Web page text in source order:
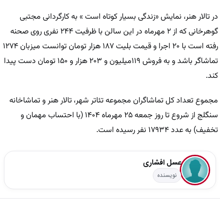
در تالار هنر، نمایش «زندگی بسیار کوتاه است » به کارگردانی مجتبی
گوهرخانی که از ۲ مهرماه در این سالن با ظرفیت ۲۴۴ نفری روی صحنه
رفته است با ۲۰ اجرا و قیمت بلیت ۱۸۷ هزار تومان توانست میزبان ۱۲۷۴
تماشاگر باشد و به فروش ۱۱۹میلیون و ۲۰۳ هزار و ۱۵۰ تومان دست پیدا
کند.
مجموع تعداد کل تماشاگران مجموعه تئاتر شهر، تالار هنر و تماشاخانه
سنگلج از شروع تا روز جمعه ۲۵ مهرماه ۱۴۰۴ (با احتساب مهمان و
تخفیف) به عدد ۱۷۹۳۴ نفر رسیده است.
عسل افشاری
نویسنده